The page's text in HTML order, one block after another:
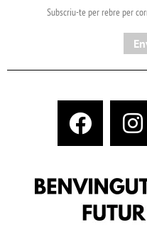
Subscriu-te per rebre per